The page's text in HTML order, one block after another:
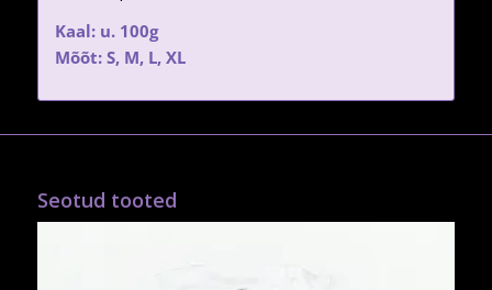
Kaal: u. 100g
Mõõt: S, M, L, XL
Seotud tooted